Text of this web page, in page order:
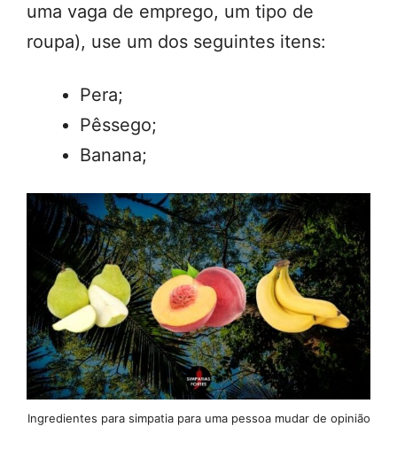
uma vaga de emprego, um tipo de
roupa), use um dos seguintes itens:
Pera;
Pêssego;
Banana;
Ingredientes para simpatia para uma pessoa mudar de opinião